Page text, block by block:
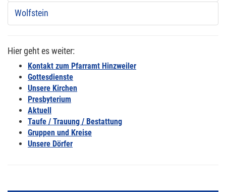
Wolfstein
Hier geht es weiter:
Kontakt zum Pfarramt Hinzweiler
Gottesdienste
Unsere Kirchen
Presbyterium
Aktuell
Taufe / Trauung / Bestattung
Gruppen und Kreise
Unsere Dörfer